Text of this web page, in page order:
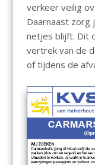
verkeer veilig
Daarnaast zorg
netjes blijft. Dit
vertrek van de
of tijdens de